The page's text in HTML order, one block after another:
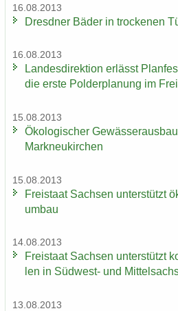
16.08.2013
Dresd­ner Bäder in tro­cke­nen
16.08.2013
Lan­des­di­rek­ti­on er­lässt
die erste Pol­der­pla­nung im
15.08.2013
Öko­lo­gi­scher
Mark­neu­kir­chen
15.08.2013
Frei­staat Sach­sen un­ter­stützt
um­bau
14.08.2013
Frei­staat Sach­sen un­ter­stützt
len in Südwest-​ und
13.08.2013